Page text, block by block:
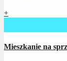
+
Mieszkanie na